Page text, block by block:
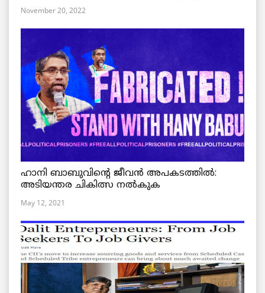
November 20, 2022
ഹാനി ബാബുവിന്റെ ജീവൻ അപകടത്തിൽ:
അടിയന്തര ചികിത്സ നൽകുക
May 12, 2021